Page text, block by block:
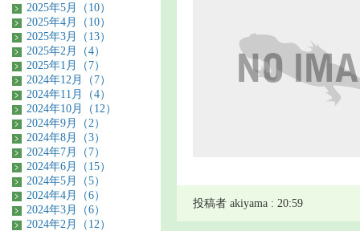
投稿者 akiyama : 20:59
2025年5月（10）
2025年4月（10）
2025年3月（13）
2025年2月（4）
2025年1月（7）
2024年12月（7）
2024年11月（4）
2024年10月（12）
2024年9月（2）
2024年8月（3）
2024年7月（7）
2024年6月（15）
2024年5月（5）
2024年4月（6）
2024年3月（6）
2024年2月（12）